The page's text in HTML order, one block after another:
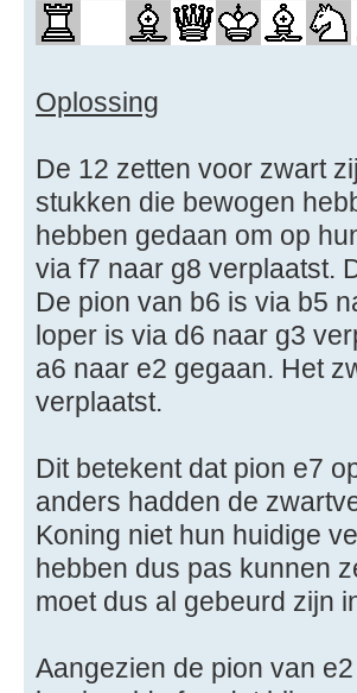
Oplossing
De 12 zetten voor zwart
stukken die bewogen
hebben gedaan om op
via f7 naar g8 verplaatst.
De pion van b6 is via b5
loper is via d6 naar g3
a6 naar e2 gegaan. Het
verplaatst.
Dit betekent dat pion e7
anders hadden de
Koning niet hun huidige
hebben dus pas kunnen
moet dus al gebeurd zijn
Aangezien de pion van